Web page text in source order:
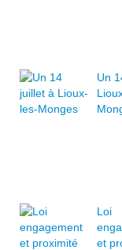
Un
Loi
et